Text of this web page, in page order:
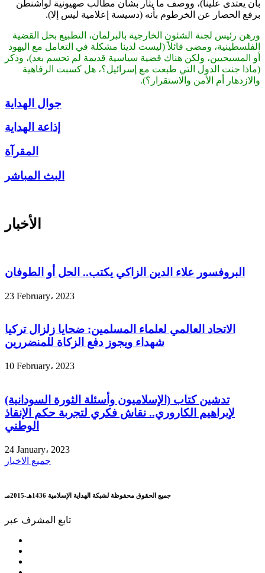
بأن يعتدى علينا)، ووصف ما يثار بشأن مطالب صهيونية لواشنطن
برفع الحصار عن الخرطوم بأنه (دسيسة إعلامية ليس إلا).
ورهن رئيس لجنة الشئون الخارجية بالبرلمان، التطبيع بحل القضية
الفلسطينية، ومضى قائلاً (ليست لدينا مشكلة في التعامل مع اليهود
أو المسيحيين، ولكن هناك قضية سياسية قديمة لم تحسم بعد)، وذكر
(ماذا جنت الدول التي طبعت مع إسرائيل؟، هل كسبت الرفاهية
والازدهار أم الأمن والاستقرار؟).
جوال الهداية
إذاعة الهداية
المقرآة
البث المباشر
الأخبار
البروفسور علاء الدين الزاكي يكتب.. الحل أو الطوفان
23 February، 2023
الاتحاد العالمي لعلماء المسلمين: ضحايا زلزال تركيا
شهداء ويجوز دفع الزكاة للمنضررين
10 February، 2023
تدشين كتاب (الإسلاميون وأسئلة الثورة السودانية)
لإبراهيم الكاروري.. نقاش فكري لتجربة حكم الإنقاذ
الوطني
24 January، 2023
جميع الاخبار
جميع الحقوق محفوظة لشبكة الهداية الإسلامية 1436هـ-2015مـ
تابع المشرف عبر